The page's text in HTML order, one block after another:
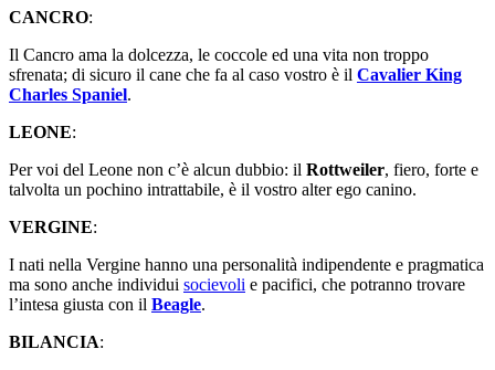
CANCRO:
Il Cancro ama la dolcezza, le coccole ed una vita non troppo
sfrenata; di sicuro il cane che fa al caso vostro è il Cavalier King
Charles Spaniel.
LEONE:
Per voi del Leone non c’è alcun dubbio: il Rottweiler, fiero, forte e
talvolta un pochino intrattabile, è il vostro alter ego canino.
VERGINE:
I nati nella Vergine hanno una personalità indipendente e pragmatica
ma sono anche individui socievoli e pacifici, che potranno trovare
l’intesa giusta con il Beagle.
BILANCIA: